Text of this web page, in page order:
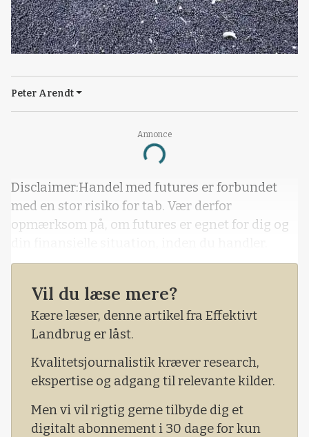
Annonce
Loading...
Peter Arendt
Disclaimer:Handel med futures er forbundet
med en stor risiko for tab. Vær derfor
opmærksom på, om futures er egnet for dig og
Vil du læse mere?
Kære læser, denne artikel fra Effektivt
Landbrug er låst.
Kvalitetsjournalistik kræver research,
ekspertise og adgang til relevante kilder.
Men vi vil rigtig gerne tilbyde dig et
digitalt abonnement i 30 dage for kun